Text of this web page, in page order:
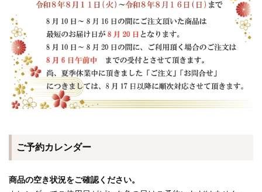
ご予約カレンダー
商品の空き状況をご確認ください。